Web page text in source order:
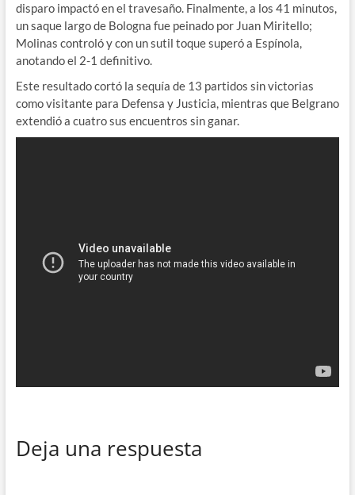
disparo impactó en el travesaño. Finalmente, a los 41 minutos,
un saque largo de Bologna fue peinado por Juan Miritello;
Molinas controló y con un sutil toque superó a Espínola,
anotando el 2-1 definitivo.
Este resultado cortó la sequía de 13 partidos sin victorias
como visitante para Defensa y Justicia, mientras que Belgrano
extendió a cuatro sus encuentros sin ganar.
Deja una respuesta